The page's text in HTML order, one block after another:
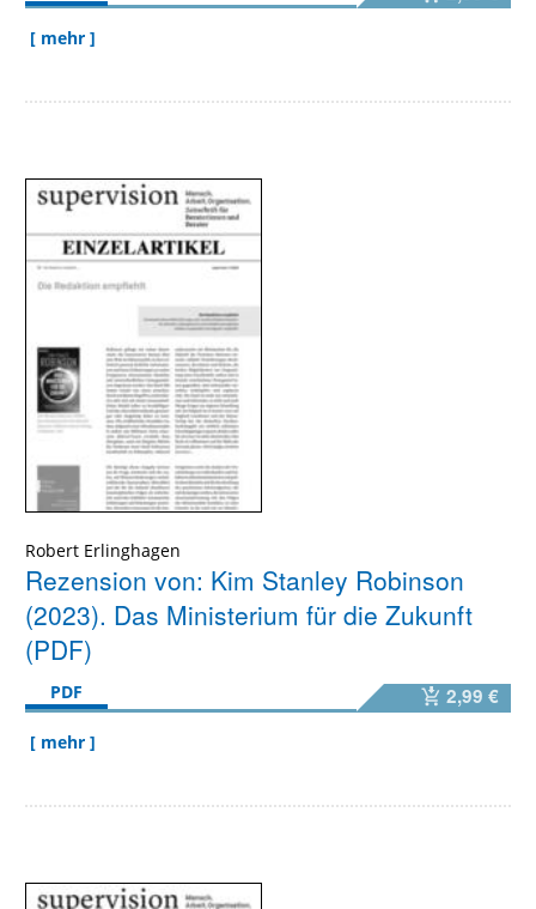
[ mehr ]
Robert Erlinghagen
Rezension von: Kim Stanley Robinson
(2023). Das Ministerium für die Zukunft
(PDF)
PDF 2,99 €
[ mehr ]